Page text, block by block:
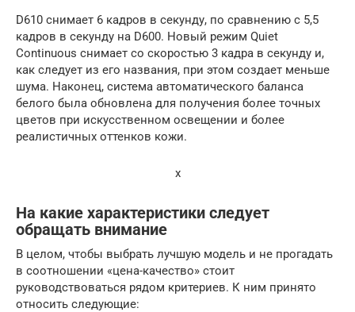
D610 снимает 6 кадров в секунду, по сравнению с 5,5
кадров в секунду на D600. Новый режим Quiet
Continuous снимает со скоростью 3 кадра в секунду и,
как следует из его названия, при этом создает меньше
шума. Наконец, система автоматического баланса
белого была обновлена для получения более точных
цветов при искусственном освещении и более
реалистичных оттенков кожи.
x
На какие характеристики следует
обращать внимание
В целом, чтобы выбрать лучшую модель и не прогадать
в соотношении «цена-качество» стоит
руководствоваться рядом критериев. К ним принято
относить следующие: